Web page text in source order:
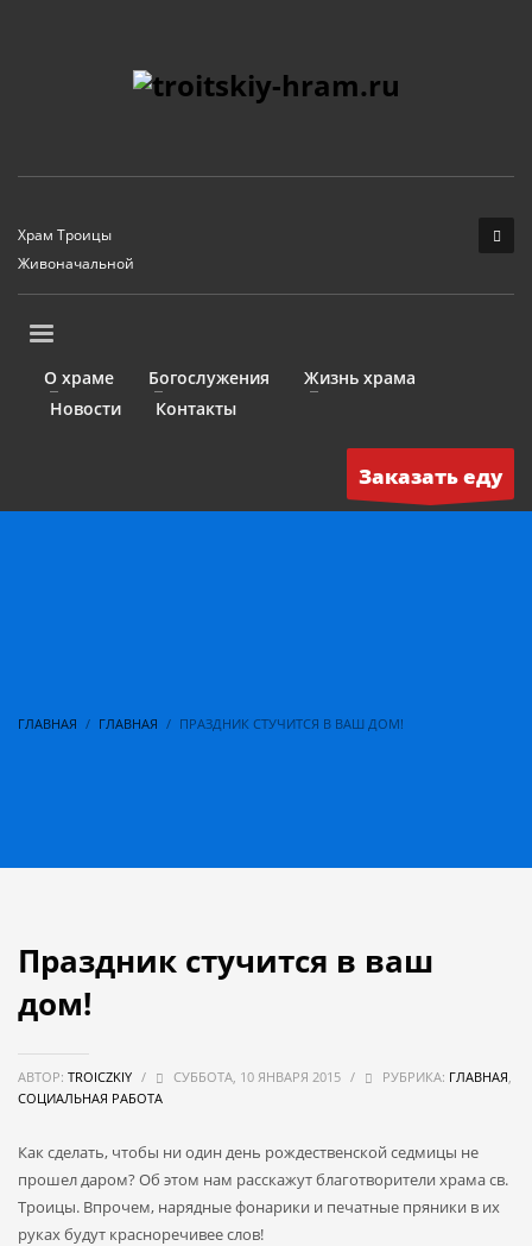
Храм Троицы
Живоначальной
О храме Богослужения
Жизнь храма
Новости
Контакты
Заказать еду
ГЛАВНАЯ ГЛАВНАЯ ПРАЗДНИК СТУЧИТСЯ В ВАШ ДОМ!
Праздник стучится в ваш
дом!
АВТОР: TROICZKIY / СУББОТА, 10 ЯНВАРЯ 2015 / РУБРИКА: ГЛАВНАЯ
СОЦИАЛЬНАЯ РАБОТА
Как сделать, чтобы ни один день рождественской седмицы не
прошел даром? Об этом нам расскажут благотворители храма св.
Троицы. Впрочем, нарядные фонарики и печатные пряники в их
руках будут красноречивее слов!